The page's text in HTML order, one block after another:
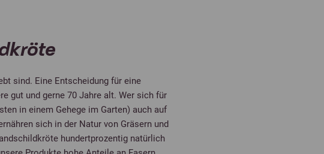
sind. Eine Entscheidung für eine
gut und gerne 70 Jahre alt. Wer sich für
in einem Gehege im Garten) auch auf
sich in der Natur von Gräsern und
hundertprozentig natürlich